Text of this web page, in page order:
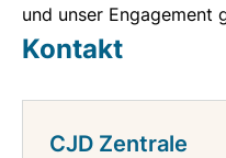
und unser Engagement
Kontakt
CJD Zentrale